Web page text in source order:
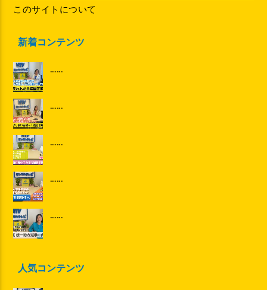
このサイトについて
新着コンテンツ
......
......
......
......
......
人気コンテンツ